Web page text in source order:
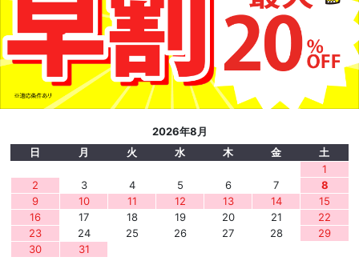
2026年8月
日
月 火 水 木 金
土
1
2
3 4 5 6 7
8
9
10 11 12 13 14
15
16
17 18 19 20 21
22
23
24 25 26 27 28
29
30
31